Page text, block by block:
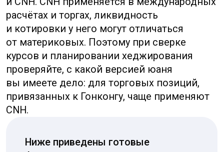
не удивиться при оплате и при получении
сдачи.
Физические монеты самых мелких
номиналов встречаются редко. Поэтому
при оплате наличными иногда полезно
иметь альтернативную стратегию:
попросить сдачу картой или через
платёжный код, определить, удобнее ли
округлить сумму до ближайшей удобной
отметки и компенсировать разницу
электронным переводом. При деловых
расчёта заранее — это исключит спорные
ситуации с округлением и сдачей.